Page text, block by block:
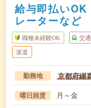
給与即払いOK
レーターなど
職種未経験OK 交
派遣
勤務地 京都府綴
曜日頻度 月～金